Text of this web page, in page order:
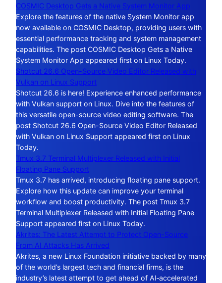
COSMIC Desktop Gets a Native System Monitor App
Explore the features of the native System Monitor app
now available on COSMIC Desktop, providing users with
essential performance tracking and system management
capabilities. The post COSMIC Desktop Gets a Native
System Monitor App appeared first on Linux Today.
Shotcut 26.6 Open-Source Video Editor Released with
Vulkan on Linux Support
Shotcut 26.6 is here! Experience enhanced performance
with Vulkan support on Linux. Dive into the features of
this versatile open-source video editing software. The
post Shotcut 26.6 Open-Source Video Editor Released
with Vulkan on Linux Support appeared first on Linux
Today.
Tmux 3.7 Terminal Multiplexer Released with Initial
Floating Pane Support
Tmux 3.7 has arrived, introducing floating pane support.
Explore how this update can improve your terminal
workflow and boost productivity. The post Tmux 3.7
Terminal Multiplexer Released with Initial Floating Pane
Support appeared first on Linux Today.
Akrites: The Latest Attempt to Protect Open-Source
From AI Attacks Has Arrived
Akrites, a new Linux Foundation initiative backed by many
of the world’s largest tech and financial firms, is the
industry’s latest attempt to get ahead of AI‑accelerated